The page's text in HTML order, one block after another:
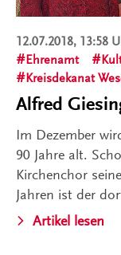
12.07.2018, 13:58
Ehrenamt
Kreisdekanat
Alfred
Im Dezember
90 Jahre alt.
Kirchenchor
Jahren ist der
Artikel lesen